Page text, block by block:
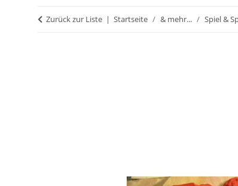
Zurück zur Liste Startseite & mehr... Spiel &